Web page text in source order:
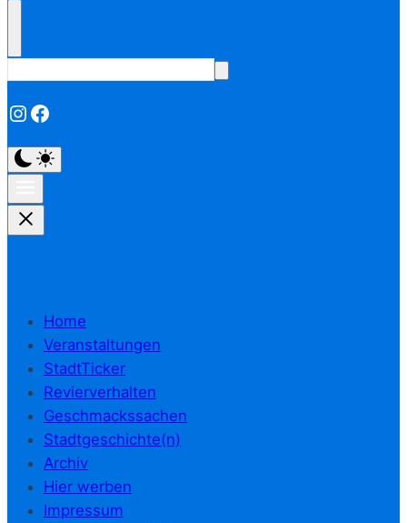
Instagram
Facebook
Home
Veranstaltungen
StadtTicker
Revierverhalten
Geschmackssachen
Stadtgeschichte(n)
Archiv
Hier werben
Impressum